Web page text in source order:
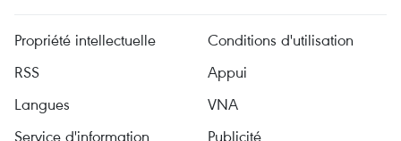
Propriété intellectuelle
Conditions d'utilisation
RSS
Appui
Langues
VNA
Service d'information
Publicité